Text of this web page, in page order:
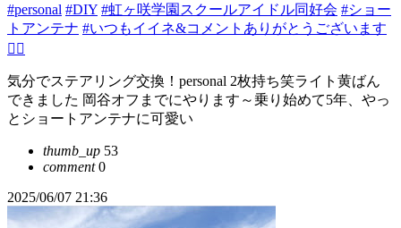
#personal #DIY #虹ヶ咲学園スクールアイドル同好会 #ショー
トアンテナ #いつもイイネ&コメントありがとうございます
🙇‍♂️
気分でステアリング交換！personal 2枚持ち笑ライト黄ばん
できました 岡谷オフまでにやります～乗り始めて5年、やっ
とショートアンテナに可愛い
thumb_up 53
comment0
2025/06/07 21:36